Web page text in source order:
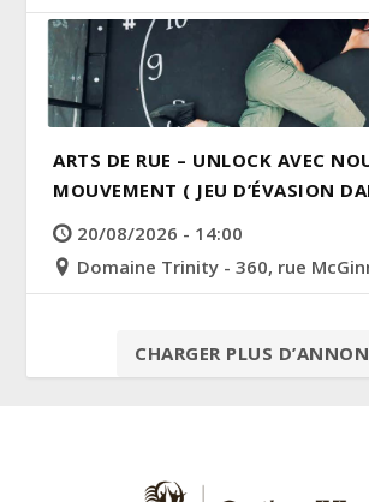
ARTS DE RUE – UNLOCK AVEC
MOUVEMENT ( JEU D’ÉVASION
20/08/2026 - 14:00
Domaine Trinity - 360, rue
CHARGER PLUS